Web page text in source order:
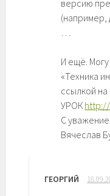
версию
(например,
…
И ещё.
«Техника
ссылкой
УРОК
С
Вячеслав
ГЕОРГИЙ